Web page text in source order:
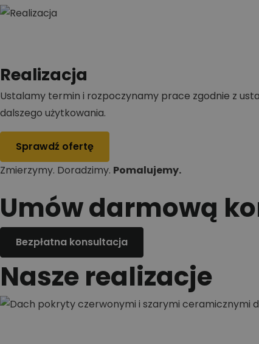
Realizacja
Ustalamy termin i rozpoczynamy prace zgodnie z
dalszego użytkowania.
Sprawdź ofertę
Zmierzymy. Doradzimy. Pomalujemy.
Umów darmową
Bezpłatna konsultacja
Nasze realizacje